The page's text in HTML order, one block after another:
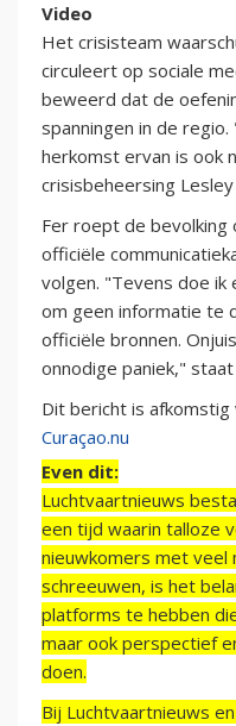
Video
Het crisisteam
circuleert op sociale
beweerd dat de
spanningen in de
herkomst ervan is ook
crisisbeheersing Lesley
Fer roept de bevolking
officiële
volgen. "Tevens doe
om geen informatie te
officiële bronnen.
onnodige paniek,"
Dit bericht is
Curaçao.nu
Even dit:
Luchtvaartnieuws
een tijd waarin talloze
nieuwkomers met veel
schreeuwen, is het
platforms te hebben
maar ook perspectief
doen.
Bij Luchtvaartnieuws